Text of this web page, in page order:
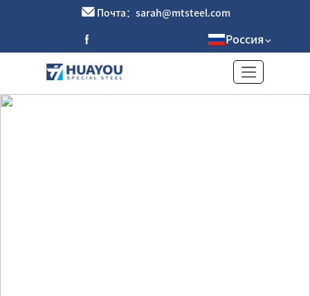
Почта：sarah@mtsteel.com
Россия